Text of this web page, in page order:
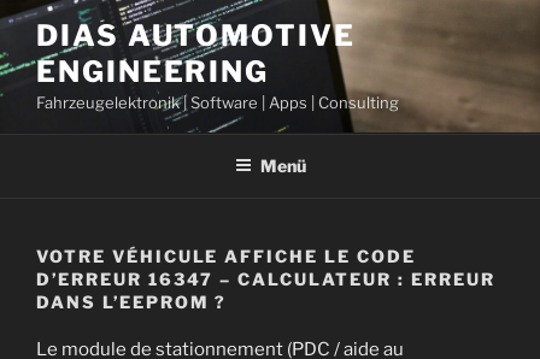
Zum
Inhalt
springen
DIAS AUTOMOTIVE
ENGINEERING
Fahrzeugelektronik | Software | Apps | Consulting
Menü
VOTRE VÉHICULE AFFICHE LE CODE
D’ERREUR 16347 – CALCULATEUR : ERREUR
DANS L’EEPROM ?
Le module de stationnement (PDC / aide au